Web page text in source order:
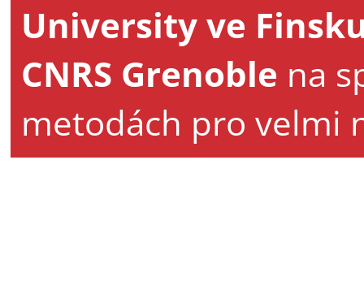
University ve
CNRS Grenoble na
metodách pro velmi